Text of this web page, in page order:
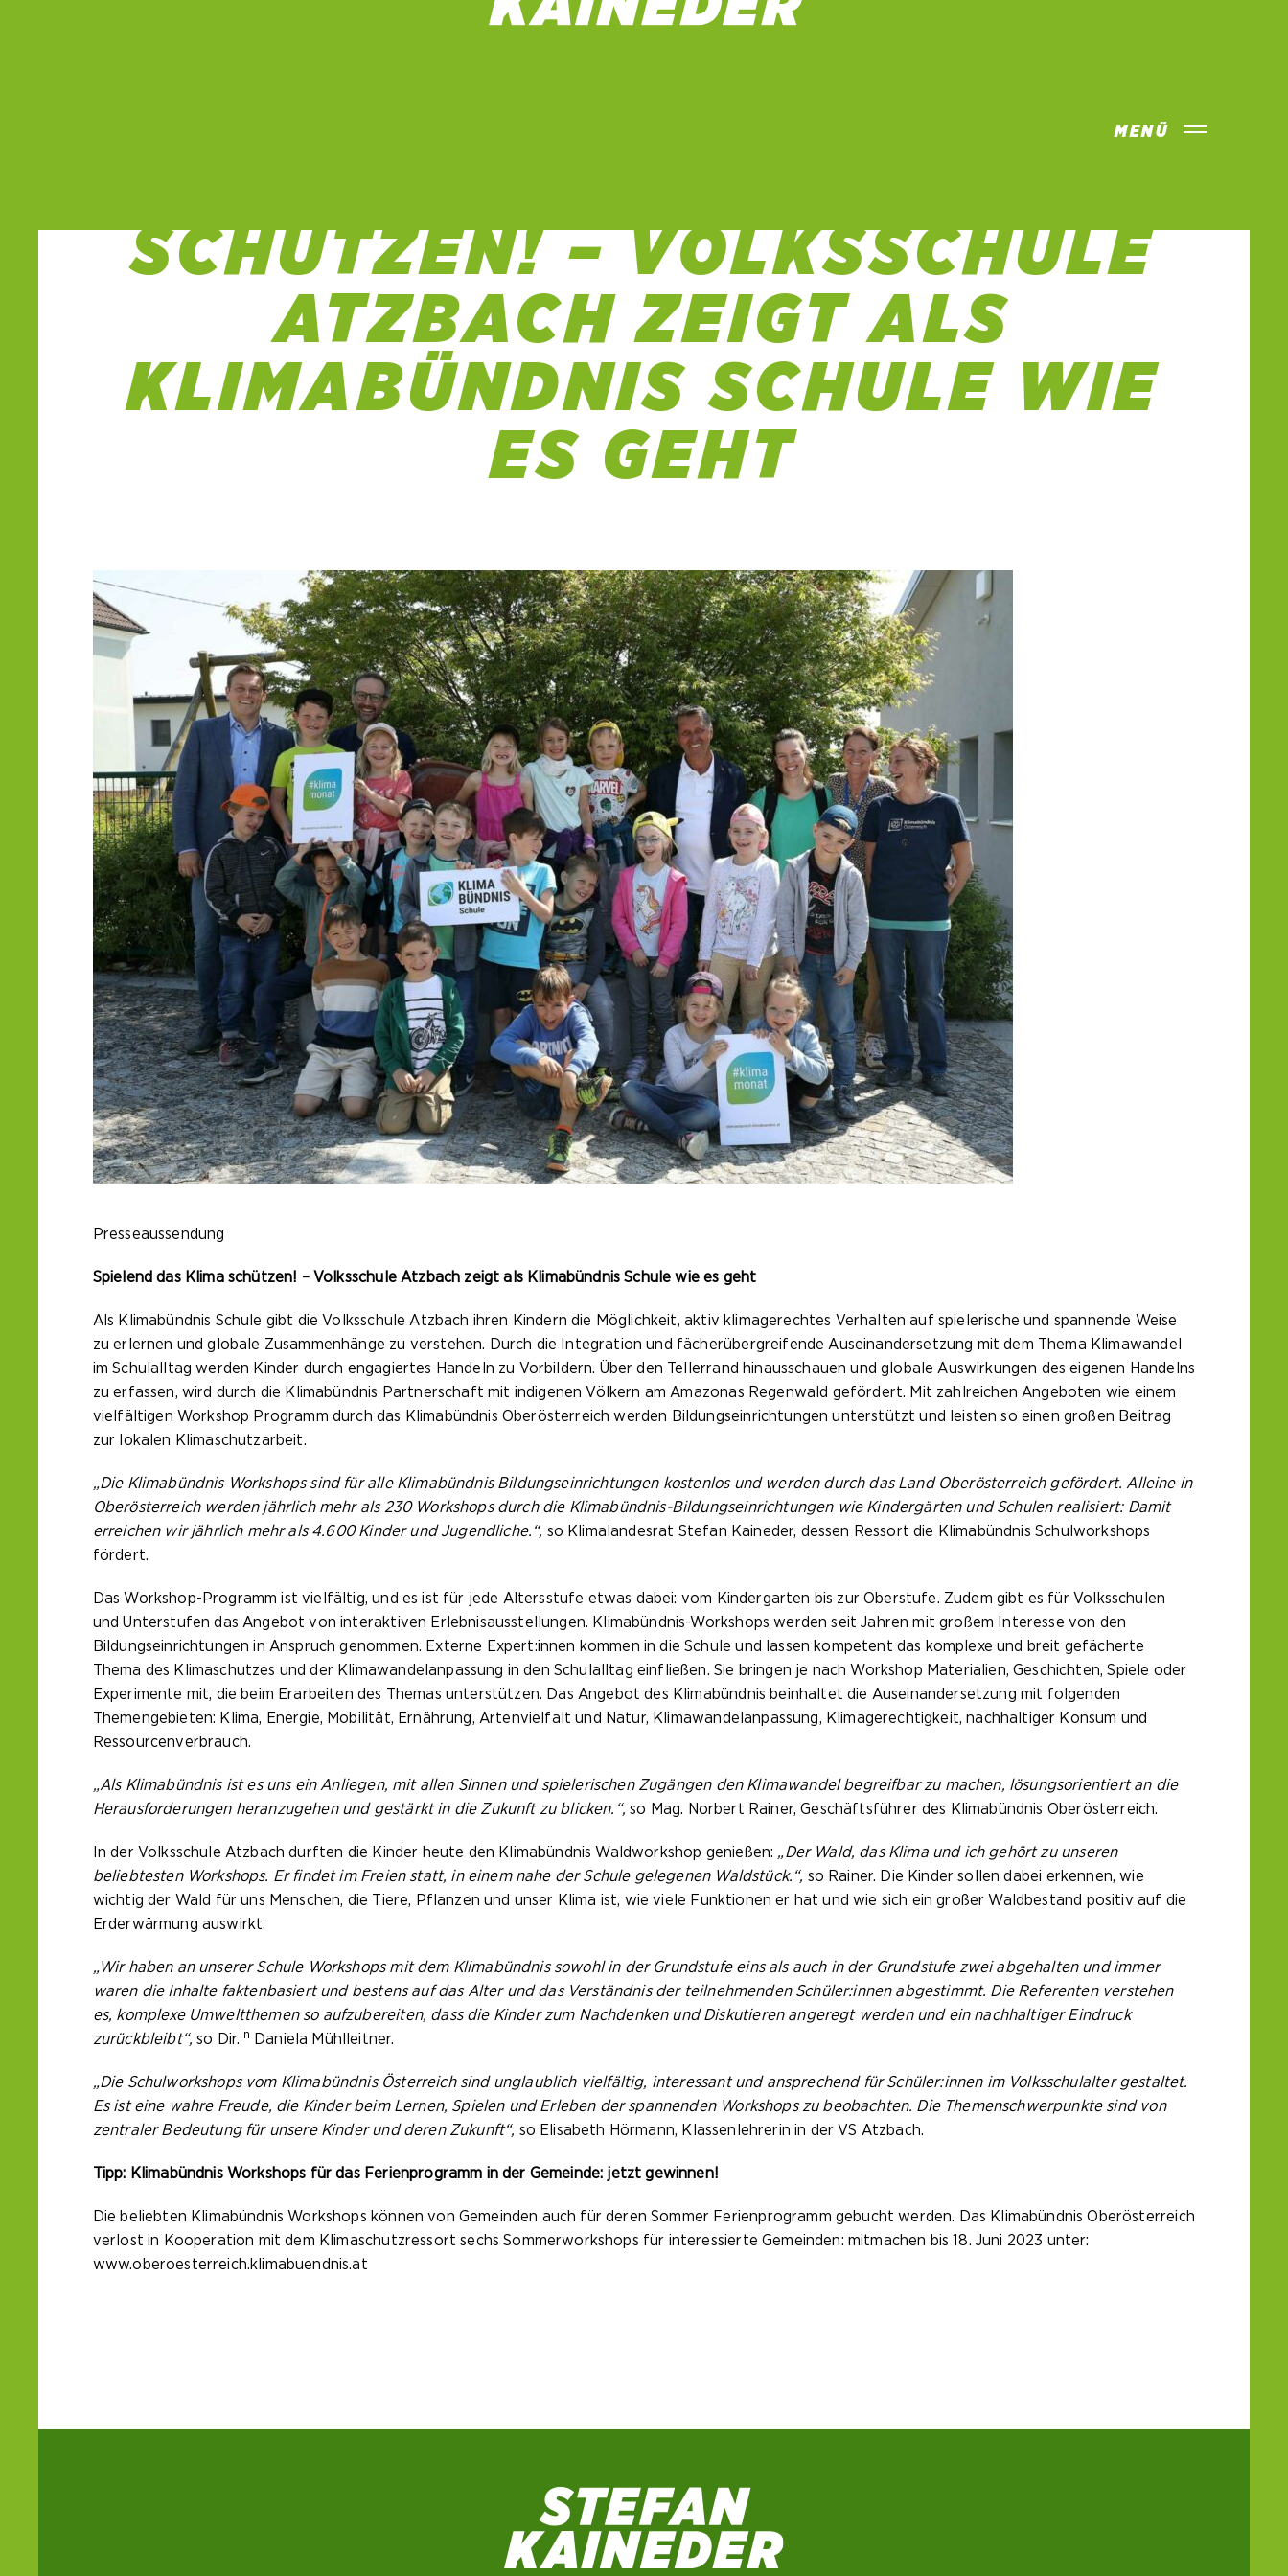
MENÜ
SCHÜTZEN! – VOLKSSCHULE
ATZBACH ZEIGT ALS
KLIMABÜNDNIS SCHULE WIE
ES GEHT
Presseaussendung
Spielend das Klima schützen! – Volksschule Atzbach zeigt als Klimabündnis Schule wie es geht
Als Klimabündnis Schule gibt die Volksschule Atzbach ihren Kindern die Möglichkeit, aktiv klimagerechtes Verhalten auf spielerische und spannende Weise
zu erlernen und globale Zusammenhänge zu verstehen. Durch die Integration und fächerübergreifende Auseinandersetzung mit dem Thema Klimawandel
im Schulalltag werden Kinder durch engagiertes Handeln zu Vorbildern. Über den Tellerrand hinausschauen und globale Auswirkungen des eigenen Handelns
zu erfassen, wird durch die Klimabündnis Partnerschaft mit indigenen Völkern am Amazonas Regenwald gefördert. Mit zahlreichen Angeboten wie einem
vielfältigen Workshop Programm durch das Klimabündnis Oberösterreich werden Bildungseinrichtungen unterstützt und leisten so einen großen Beitrag
zur lokalen Klimaschutzarbeit.
„Die Klimabündnis Workshops sind für alle Klimabündnis Bildungseinrichtungen kostenlos und werden durch das Land Oberösterreich gefördert. Alleine in
Oberösterreich werden jährlich mehr als 230 Workshops durch die Klimabündnis-Bildungseinrichtungen wie Kindergärten und Schulen realisiert: Damit
erreichen wir jährlich mehr als 4.600 Kinder und Jugendliche.“, so Klimalandesrat Stefan Kaineder, dessen Ressort die Klimabündnis Schulworkshops
fördert.
Das Workshop-Programm ist vielfältig, und es ist für jede Altersstufe etwas dabei: vom Kindergarten bis zur Oberstufe. Zudem gibt es für Volksschulen
und Unterstufen das Angebot von interaktiven Erlebnisausstellungen. Klimabündnis-Workshops werden seit Jahren mit großem Interesse von den
Bildungseinrichtungen in Anspruch genommen. Externe Expert:innen kommen in die Schule und lassen kompetent das komplexe und breit gefächerte
Thema des Klimaschutzes und der Klimawandelanpassung in den Schulalltag einfließen. Sie bringen je nach Workshop Materialien, Geschichten, Spiele oder
Experimente mit, die beim Erarbeiten des Themas unterstützen. Das Angebot des Klimabündnis beinhaltet die Auseinandersetzung mit folgenden
Themengebieten: Klima, Energie, Mobilität, Ernährung, Artenvielfalt und Natur, Klimawandelanpassung, Klimagerechtigkeit, nachhaltiger Konsum und
Ressourcenverbrauch.
„Als Klimabündnis ist es uns ein Anliegen, mit allen Sinnen und spielerischen Zugängen den Klimawandel begreifbar zu machen, lösungsorientiert an die
Herausforderungen heranzugehen und gestärkt in die Zukunft zu blicken.“,so Mag. Norbert Rainer, Geschäftsführer des Klimabündnis Oberösterreich.
In der Volksschule Atzbach durften die Kinder heute den Klimabündnis Waldworkshop genießen: „Der Wald, das Klima und ich gehört zu unseren
beliebtesten Workshops. Er findet im Freien statt, in einem nahe der Schule gelegenen Waldstück.“, so Rainer. Die Kinder sollen dabei erkennen, wie
wichtig der Wald für uns Menschen, die Tiere, Pflanzen und unser Klima ist, wie viele Funktionen er hat und wie sich ein großer Waldbestand positiv auf die
Erderwärmung auswirkt.
„Wir haben an unserer Schule Workshops mit dem Klimabündnis sowohl in der Grundstufe eins als auch in der Grundstufe zwei abgehalten und immer
waren die Inhalte faktenbasiert und bestens auf das Alter und das Verständnis der teilnehmenden Schüler:innen abgestimmt. Die Referenten verstehen
es, komplexe Umweltthemen so aufzubereiten, dass die Kinder zum Nachdenken und Diskutieren angeregt werden und ein nachhaltiger Eindruck
zurückbleibt“,so Dir.in Daniela Mühlleitner.
„Die Schulworkshops vom Klimabündnis Österreich sind unglaublich vielfältig, interessant und ansprechend für Schüler:innen im Volksschulalter gestaltet.
Es ist eine wahre Freude, die Kinder beim Lernen, Spielen und Erleben der spannenden Workshops zu beobachten. Die Themenschwerpunkte sind von
zentraler Bedeutung für unsere Kinder und deren Zukunft“, so Elisabeth Hörmann, Klassenlehrerin in der VS Atzbach.
Tipp: Klimabündnis Workshops für das Ferienprogramm in der Gemeinde: jetzt gewinnen!
Die beliebten Klimabündnis Workshops können von Gemeinden auch für deren Sommer Ferienprogramm gebucht werden. Das Klimabündnis Oberösterreich
verlost in Kooperation mit dem Klimaschutzressort sechs Sommerworkshops für interessierte Gemeinden: mitmachen bis 18. Juni 2023 unter:
www.oberoesterreich.klimabuendnis.at